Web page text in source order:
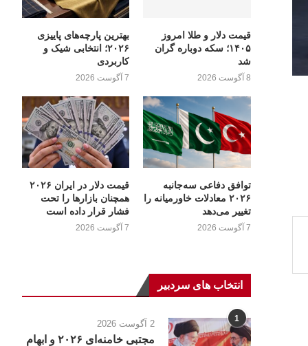
قیمت دلار و طلا امروز
۱۴۰۵؛ سکه دوباره گران
شد
8 آگوست 2026
بهترین پارچه‌های پاییزی
۲۰۲۶؛ انتخابی شیک و
کاربردی
7 آگوست 2026
توافق دفاعی سه‌جانبه
۲۰۲۶ معادلات خاورمیانه را
تغییر می‌دهد
7 آگوست 2026
قیمت دلار در ایران ۲۰۲۶
همچنان بازارها را تحت
فشار قرار داده است
7 آگوست 2026
انتخاب های سردبیر
1 2 آگوست 2026
مجتبی خامنه‌ای ۲۰۲۶ و ابهام